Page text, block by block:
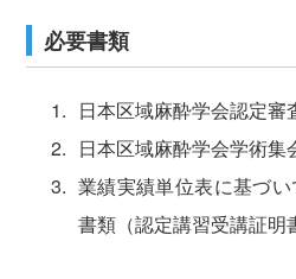
必要書類
日本区域麻酔学会認定審
日本区域麻酔学会学術集
業績実績単位表に基づ
書類（認定講習受講証明